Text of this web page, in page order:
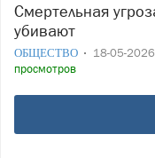
Смертельная угроза на колёсах: почему гаджеты
убивают
ОБЩЕСТВО 18-05-2026
просмотров